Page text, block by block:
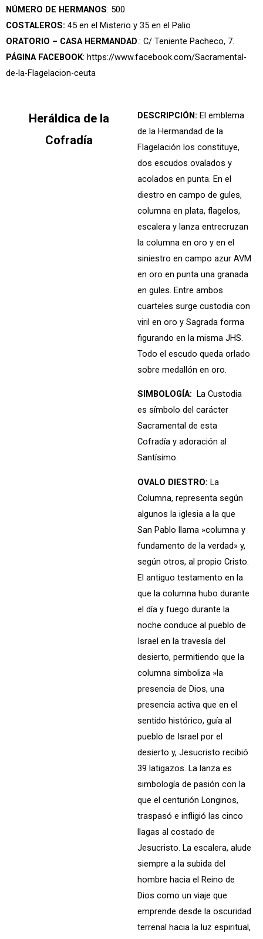
NÚMERO DE HERMANOS: 500.
COSTALEROS: 45 en el Misterio y 35 en el Palio
ORATORIO – CASA HERMANDAD.: C/ Teniente Pacheco, 7.
PÁGINA FACEBOOK: https://www.facebook.com/Sacramental-
de-la-Flagelacion-ceuta
Heráldica de la
Cofradía
DESCRIPCIÓN: El emblema
de la Hermandad de la
Flagelación los constituye,
dos escudos ovalados y
acolados en punta. En el
diestro en campo de gules,
columna en plata, flagelos,
escalera y lanza entrecruzan
la columna en oro y en el
siniestro en campo azur AVM
en oro en punta una granada
en gules. Entre ambos
cuarteles surge custodia con
viril en oro y Sagrada forma
figurando en la misma JHS.
Todo el escudo queda orlado
sobre medallón en oro.
SIMBOLOGÍA: La Custodia
es símbolo del carácter
Sacramental de esta
Cofradía y adoración al
Santísimo.
OVALO DIESTRO: La
Columna, representa según
algunos la iglesia a la que
San Pablo llama »columna y
fundamento de la verdad» y,
según otros, al propio Cristo.
El antiguo testamento en la
que la columna hubo durante
el día y fuego durante la
noche conduce al pueblo de
Israel en la travesía del
desierto, permitiendo que la
columna simboliza »la
presencia de Dios, una
presencia activa que en el
sentido histórico, guía al
pueblo de Israel por el
desierto y, Jesucristo recibió
39 latigazos. La lanza es
simbología de pasión con la
que el centurión Longinos,
traspasó e infligió las cinco
llagas al costado de
Jesucristo. La escalera, alude
siempre a la subida del
hombre hacia el Reino de
Dios como un viaje que
emprende desde la oscuridad
terrenal hacia la luz espiritual,